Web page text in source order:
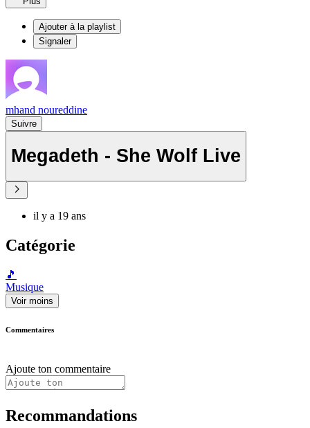
Ajouter à la playlist
Signaler
mhand noureddine
Suivre
Megadeth - She Wolf Live
il y a 19 ans
Catégorie
🎵
Musique
Voir moins
Commentaires
Ajoute ton commentaire
Recommandations